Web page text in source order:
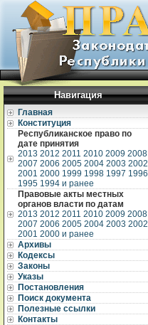
Навигация
Главная
Конституция
Республиканское право по
дате принятия
2013 2012 2011 2010 2009 2008
2007 2006 2005 2004 2003 2002
2001 2000 1999 1998 1997 1996
1995 1994 и ранее
Правовые акты местных
органов власти по датам
2013 2012 2011 2010 2009 2008
2007 2006 2005 2004 2003 2002
2001 2000 и ранее
Архивы
Кодексы
Законы
Указы
Постановления
Поиск документа
Полезные ссылки
Контакты